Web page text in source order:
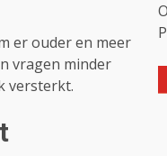
er ouder en meer
vragen minder
versterkt.